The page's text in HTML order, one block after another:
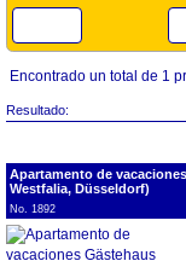
Encontrado un total de 1
Resultado:
Apartamento de
Westfalia, Düsseldorf)
No. 1892